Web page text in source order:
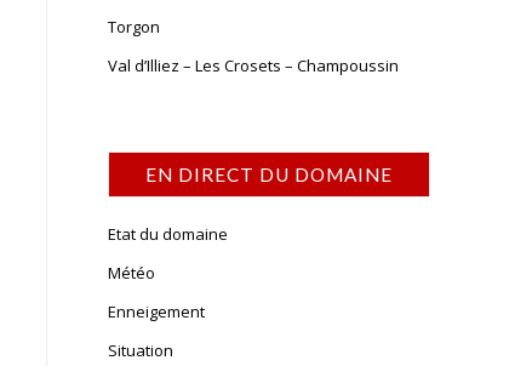
Torgon
Val d’Illiez – Les Crosets – Champoussin
EN DIRECT DU DOMAINE
Etat du domaine
Météo
Enneigement
Situation